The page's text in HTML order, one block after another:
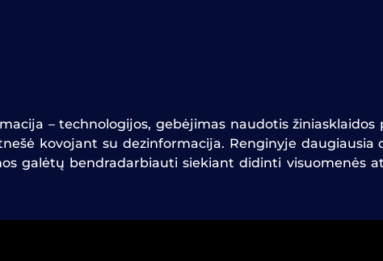
– technologijos, gebėjimas naudotis
kovojant su dezinformacija. Renginyje daugiausia
galėtų bendradarbiauti siekiant didinti visuomenės